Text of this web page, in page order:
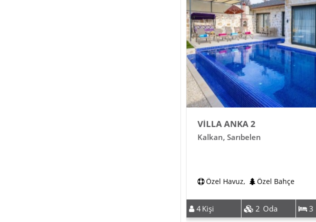
VİLLA ANKA 2
Kalkan, Sarıbelen
Özel Havuz, Özel Bahçe
4Kişi 2 Oda 3